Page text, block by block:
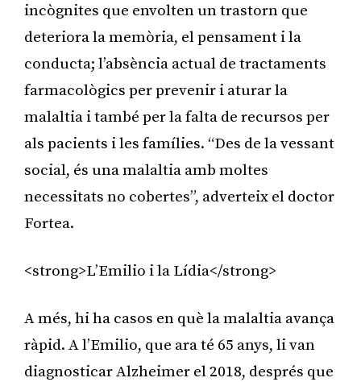
incògnites que envolten un trastorn que
deteriora la memòria, el pensament i la
conducta; l’absència actual de tractaments
farmacològics per prevenir i aturar la
malaltia i també per la falta de recursos per
als pacients i les famílies. “Des de la vessant
social, és una malaltia amb moltes
necessitats no cobertes”, adverteix el doctor
Fortea.
<strong>L’Emilio i la Lídia</strong>
A més, hi ha casos en què la malaltia avança
ràpid. A l’Emilio, que ara té 65 anys, li van
diagnosticar Alzheimer el 2018, després que